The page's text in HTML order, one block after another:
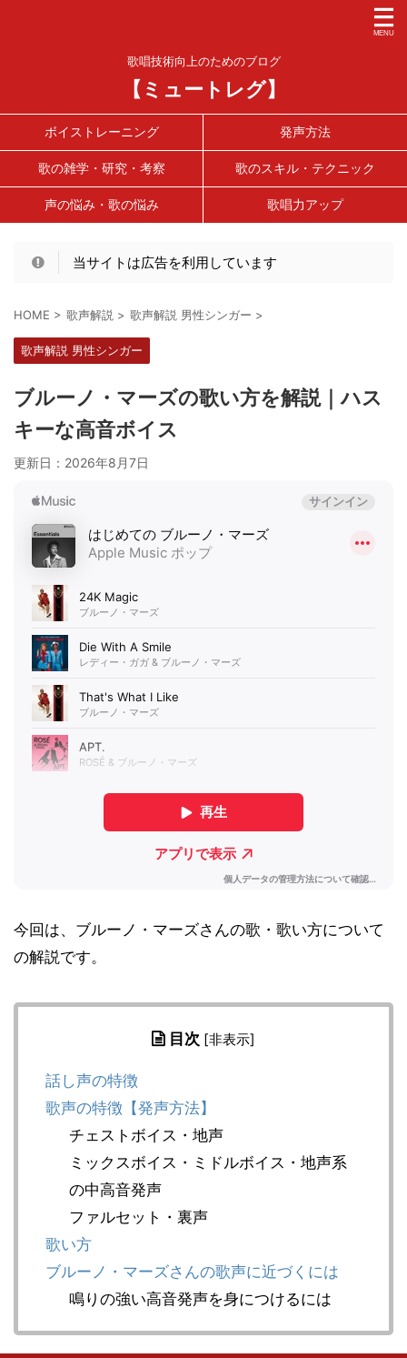
歌唱技術向上のためのブログ
【ミュートレグ】
ボイストレーニング 発声方法
歌の雑学・研究・考察 歌のスキル・テクニック
声の悩み・歌の悩み 歌唱力アップ
当サイトは広告を利用しています
HOME > 歌声解説 > 歌声解説 男性シンガー >
歌声解説 男性シンガー
ブルーノ・マーズの歌い方を解説｜ハス
キーな高音ボイス
更新日： 2026年8月7日
今回は、ブルーノ・マーズさんの歌・歌い方について
の解説です。
目次 [非表示]
話し声の特徴
歌声の特徴【発声方法】
チェストボイス・地声
ミックスボイス・ミドルボイス・地声系
の中高音発声
ファルセット・裏声
歌い方
ブルーノ・マーズさんの歌声に近づくには
鳴りの強い高音発声を身につけるには